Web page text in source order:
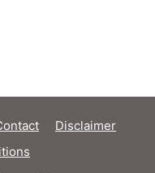
Disclaimer